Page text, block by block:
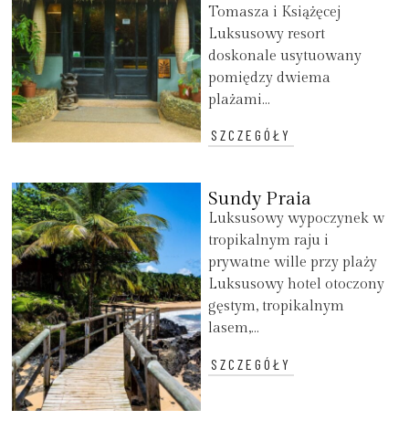
Tomasza i Książęcej
Luksusowy resort
doskonale usytuowany
pomiędzy dwiema
plażami...
SZCZEGÓŁY
Sundy Praia
Luksusowy wypoczynek w
tropikalnym raju i
prywatne wille przy plaży
Luksusowy hotel otoczony
gęstym, tropikalnym
lasem,...
SZCZEGÓŁY